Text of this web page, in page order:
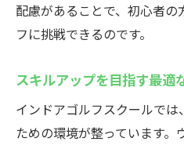
配慮があることで、初心者
フに挑戦できるのです。
スキルアップを目指す最適
インドアゴルフスクールで
ための環境が整っています